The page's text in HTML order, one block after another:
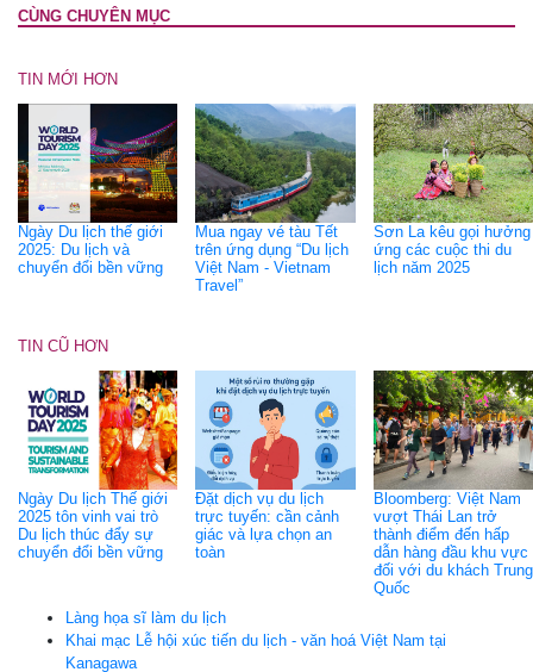
CÙNG CHUYÊN MỤC
TIN MỚI HƠN
Ngày Du lịch thế giới
2025: Du lịch và
chuyển đổi bền vững
Mua ngay vé tàu Tết
trên ứng dụng “Du lịch
Việt Nam - Vietnam
Travel”
Sơn La kêu gọi hưởng
ứng các cuộc thi du
lịch năm 2025
TIN CŨ HƠN
Ngày Du lịch Thế giới
2025 tôn vinh vai trò
Du lịch thúc đẩy sự
chuyển đổi bền vững
Đặt dịch vụ du lịch
trực tuyến: cần cảnh
giác và lựa chọn an
toàn
Bloomberg: Việt Nam
vượt Thái Lan trở
thành điểm đến hấp
dẫn hàng đầu khu vực
đối với du khách Trung
Quốc
Làng họa sĩ làm du lịch
Khai mạc Lễ hội xúc tiến du lịch - văn hoá Việt Nam tại
Kanagawa